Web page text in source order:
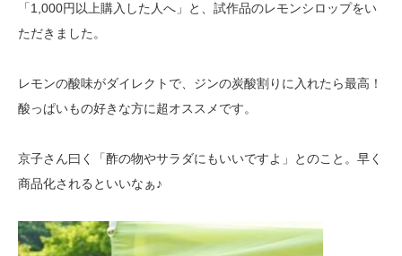
「1,000円以上購入した人へ」と、試作品のレモンシロップをい
ただきました。
レモンの酸味がダイレクトで、ジンの炭酸割りに入れたら最高！
酸っぱいもの好きな方に超オススメです。
京子さん曰く「酢の物やサラダにもいいですよ」とのこと。早く
商品化されるといいなぁ♪